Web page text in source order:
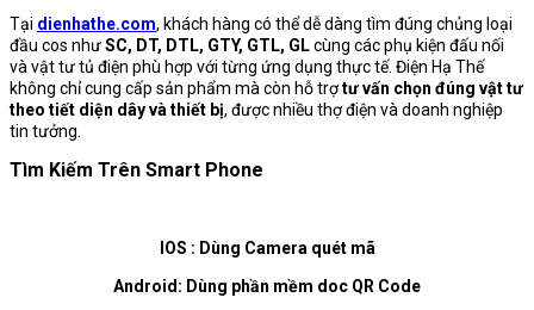
Tại dienhathe.com, khách hàng có thể dễ dàng tìm đúng chủng loại
đầu cos nhưSC, DT, DTL, GTY, GTL, GLcùng các phụ kiện đấu nối
và vật tư tủ điện phù hợp với từng ứng dụng thực tế. Điện Hạ Thế
không chỉ cung cấp sản phẩm mà còn hỗ trợtư vấn chọn đúng vật tư
theo tiết diện dây và thiết bị, được nhiều thợ điện và doanh nghiệp
tin tưởng.
Tìm Kiếm Trên Smart Phone
IOS : Dùng Camera quét mã
Android: Dùng phần mềm doc QR Code